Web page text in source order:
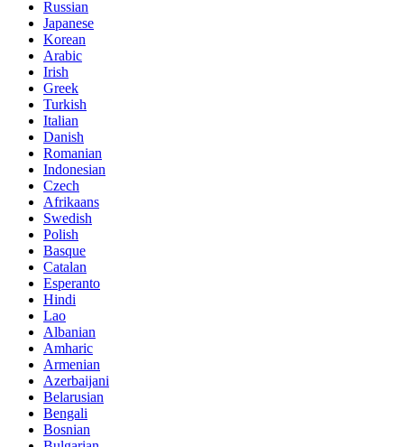
Russian
Japanese
Korean
Arabic
Irish
Greek
Turkish
Italian
Danish
Romanian
Indonesian
Czech
Afrikaans
Swedish
Polish
Basque
Catalan
Esperanto
Hindi
Lao
Albanian
Amharic
Armenian
Azerbaijani
Belarusian
Bengali
Bosnian